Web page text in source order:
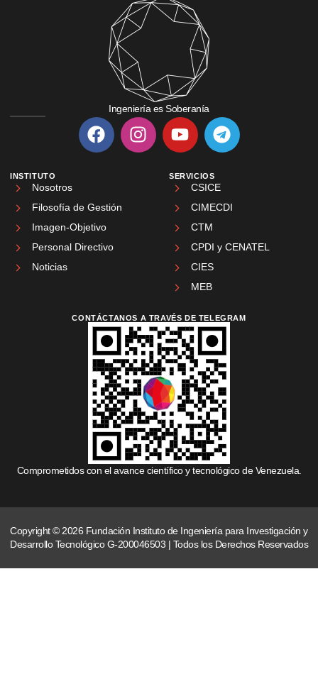
Ingeniería es Soberanía
INSTITUTO
Nosotros
Filosofía de Gestión
Imagen-Objetivo
Personal Directivo
Noticias
SERVICIOS
CSICE
CIMECDI
CTM
CPDI y CENATEL
CIES
MEB
CONTÁCTANOS A TRAVÉS DE TELEGRAM
Comprometidos con el avance científico y tecnológico de Venezuela.
Copyright © 2026 Fundación Instituto de Ingeniería para Investigación y
Desarrollo Tecnológico G-200046503 | Todos los Derechos Reservados